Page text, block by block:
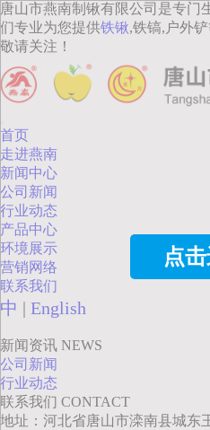
点
唐山市燕南制锹有限公司是专门
们专业为您提供铁锹,铁镐,户外
敬请关注！
首页
走进燕南
新闻中心
公司新闻
行业动态
产品中心
环境展示
营销网络
联系我们
中 | English
新闻资讯 NEWS
公司新闻
行业动态
联系我们 CONTACT
地址：河北省唐山市滦南县城东